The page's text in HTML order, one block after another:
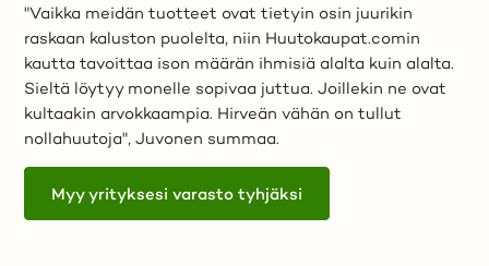
"Vaikka meidän tuotteet ovat tietyin osin juurikin
raskaan kaluston puolelta, niin Huutokaupat.comin
kautta tavoittaa ison määrän ihmisiä alalta kuin alalta.
Sieltä löytyy monelle sopivaa juttua. Joillekin ne ovat
kultaakin arvokkaampia. Hirveän vähän on tullut
nollahuutoja", Juvonen summaa.
Myy yrityksesi varasto tyhjäksi